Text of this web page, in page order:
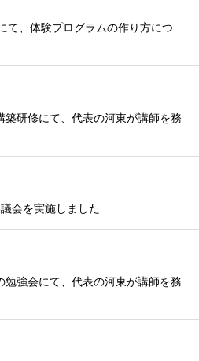
て、体験プログラムの作り方につ
研修にて、代表の河東が講師を務
会を実施しました
強会にて、代表の河東が講師を務